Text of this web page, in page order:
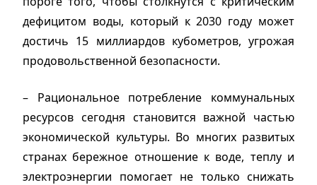
дефицитом воды, который к 2030 году может
достичь 15 миллиардов кубометров, угрожая
продовольственной безопасности.
– Рациональное потребление коммунальных
ресурсов сегодня становится важной частью
экономической культуры. Во многих развитых
странах бережное отношение к воде, теплу и
электроэнергии помогает не только снижать